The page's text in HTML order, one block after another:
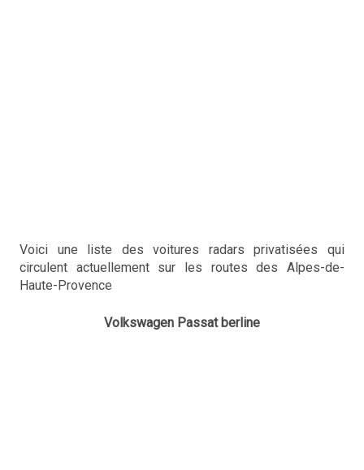
Voici une liste des voitures radars privatisées qui
circulent actuellement sur les routes des Alpes-de-
Haute-Provence
Volkswagen Passat berline